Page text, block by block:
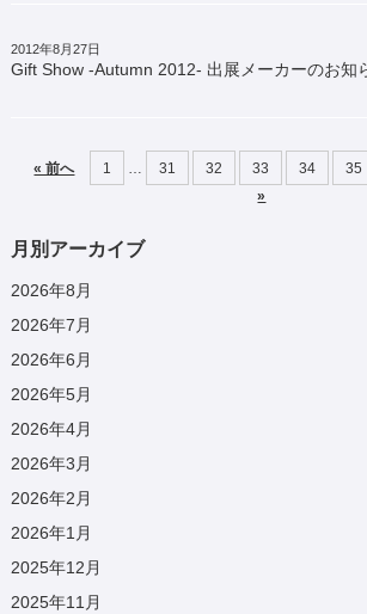
2012年8月27日
Gift Show -Autumn 2012- 出展メーカーのお知
« 前へ 1 31 32 33 34 35
»
月別アーカイブ
2026年8月
2026年7月
2026年6月
2026年5月
2026年4月
2026年3月
2026年2月
2026年1月
2025年12月
2025年11月